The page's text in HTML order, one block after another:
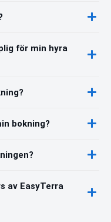
för min hyra
bokning?
av EasyTerra